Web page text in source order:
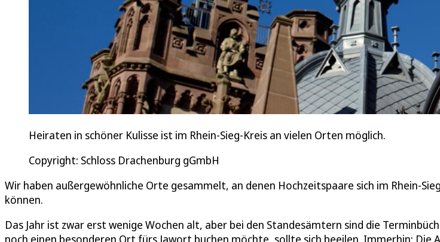
Heiraten in schöner Kulisse ist im Rhein-Sieg-Kreis an vielen Orten möglich.
Copyright: Schloss Drachenburg gGmbH
Wir haben außergewöhnliche Orte gesammelt, an denen Hochzeitspaare sich im Rhein-
können.
Das Jahr ist zwar erst wenige Wochen alt, aber bei den Standesämtern sind die
noch einen besonderen Ort fürs Jawort buchen möchte, sollte sich beeilen. Immerhin: Die